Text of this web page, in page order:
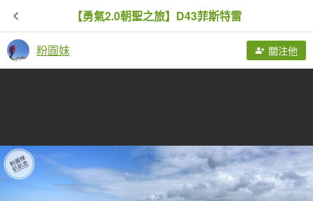
【勇氣2.0朝聖之旅】D43菲斯特雷
粉圓妹 關注他